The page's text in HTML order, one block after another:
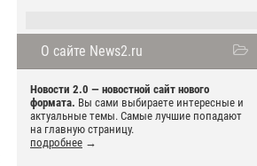
О сайте News2.ru
Новости 2.0 — новостной сайт нового
формата. Вы сами выбираете интересные и
актуальные темы. Самые лучшие попадают
на главную страницу.
подробнее →